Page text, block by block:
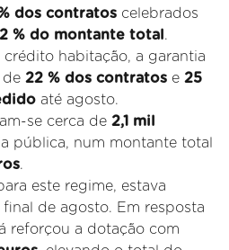
dos contratos celebrados
% do montante total .
habitação, a garantia
de 22 % dos contratos e 25
até agosto.
se cerca de 2,1 mil
pública, num montante total
.
este regime, estava
final de agosto. Em resposta
reforçou a dotação com